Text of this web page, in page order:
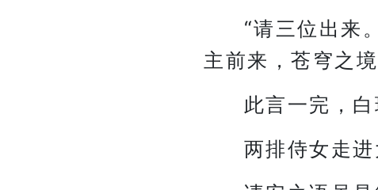
“请三位出来
主前来，苍穹之
此言一完，
两排侍女走